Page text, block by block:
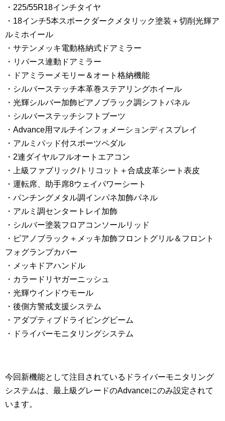
・225/55R18インチタイヤ
・18インチ5本スポークダークメタリック塗装＋切削光輝ア
ルミホイール
・サテンメッキ電動格納式ドアミラー
・リバース連動ドアミラー
・ドアミラーメモリー＆オート格納機能
・シルバーステッチ本革巻ステアリングホイール
・光輝シルバー加飾ピアノブラック調シフトパネル
・シルバーステッチシフトブーツ
・Advance用マルチインフォメーションディスプレイ
・アルミパッド付スポーツペダル
・2連ダイヤルフルオートエアコン
・上級ファブリック/トリコット＋合成皮革シート表皮
・運転席、助手席8ウェイパワーシート
・パンチングメタル調インパネ加飾パネル
・アルミ調センタートレイ加飾
・シルバー塗装フロアコンソールリッド
・ピアノブラック＋メッキ加飾フロントグリル＆フロント
フォグランプカバー
・メッキドアハンドル
・カラードリヤガーニッシュ
・光輝ウインドウモール
・後側方警戒支援システム
・アダプティブドライビングビーム
・ドライバーモニタリングシステム
今回新機能として注目されているドライバーモニタリング
システムは、最上級グレードのAdvanceにのみ設定されて
います。